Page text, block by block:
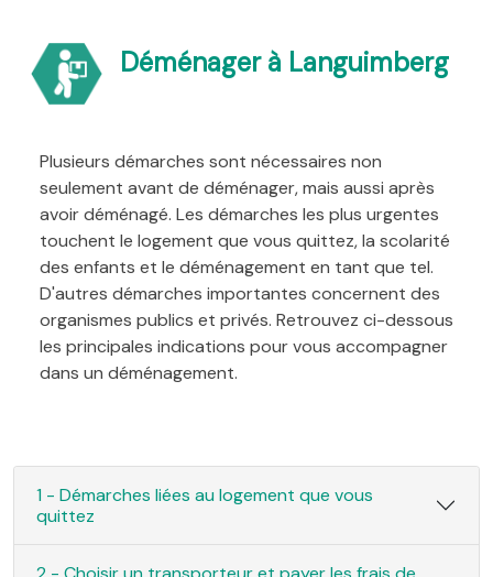
Déménager à Languimberg
Plusieurs démarches sont nécessaires non
seulement avant de déménager, mais aussi après
avoir déménagé. Les démarches les plus urgentes
touchent le logement que vous quittez, la scolarité
des enfants et le déménagement en tant que tel.
D'autres démarches importantes concernent des
organismes publics et privés. Retrouvez ci-dessous
les principales indications pour vous accompagner
dans un déménagement.
1 - Démarches liées au logement que vous
quittez